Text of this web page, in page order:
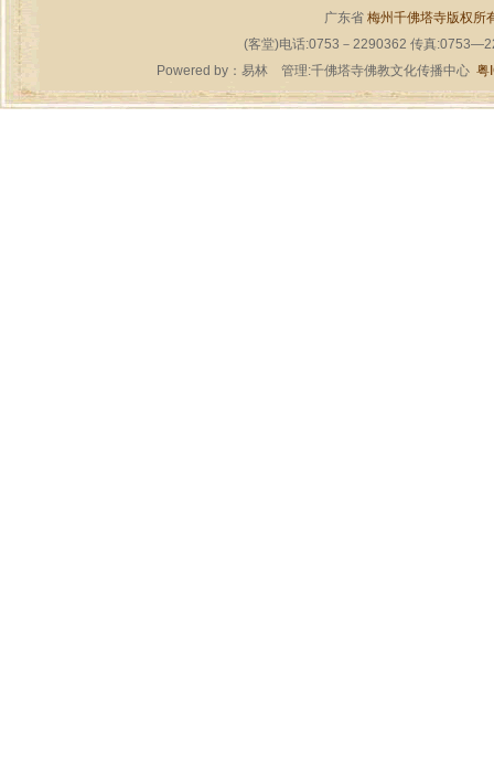
广东省 梅州千佛塔寺版权所
(客堂)电话:0753－2290362 传真
Powered by： 易林管理:千佛塔寺佛教文化传播中心 粤